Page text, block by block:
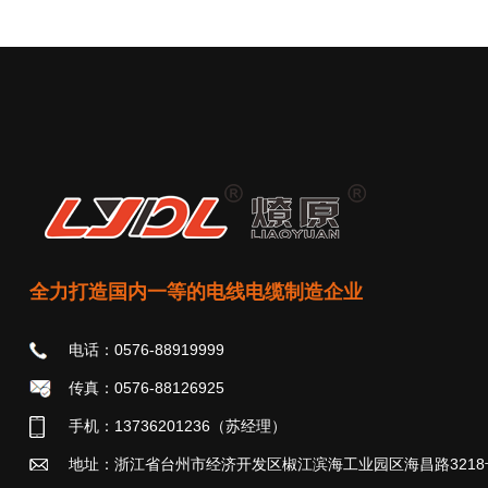
全力打造国内一等的电线电缆制造企业
电话：0576-88919999
传真：0576-88126925
手机：13736201236（苏经理）
地址：浙江省台州市经济开发区椒江滨海工业园区海昌路3218